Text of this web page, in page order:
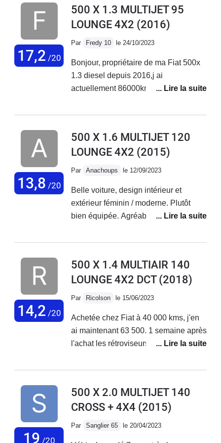
17,2 /20
500 X 1.3 MULTIJET 95
LOUNGE 4X2 (2016)
Par Fredy 10 le 24/10/2023
Bonjour, propriétaire de ma Fiat 500x
1.3 diesel depuis 2016,j ai
actuellement 86000km au compteur
Entretien courant effectué chez Fiat
polyvalent.
13,8 /20
500 X 1.6 MULTIJET 120
LOUNGE 4X2 (2015)
Par Anachoups le 12/09/2023
Belle voiture, design intérieur et
extérieur féminin / moderne. Plutôt
bien équipée. Agréable à conduire sur
de route. Malheureusement aucune
voiture vieillit très mal, tout se met à
déconner et les réparations
de leurs défauts de fabrication !
J'adore ma voiture mais au vu des
coûts de réparations faramineux, des
cesse... Je vais la revendre.
14,2 /20
500 X 1.4 MULTIAIR 140
LOUNGE 4X2 DCT(2018)
Par Ricolson le 15/06/2023
Achetée chez Fiat à 40 000 kms, j'en
ai maintenant 63 500. 1 semaine après
l'achat les rétroviseurs électriques ne
en concession. Plus gênant, 2 mois
mode dégradé. Retour en concession
en dépanneuse; problème de
19 /20
500 X 2.0 MULTIJET 140
CROSS + 4X4 (2015)
Par Sanglier 65 le 20/04/2023